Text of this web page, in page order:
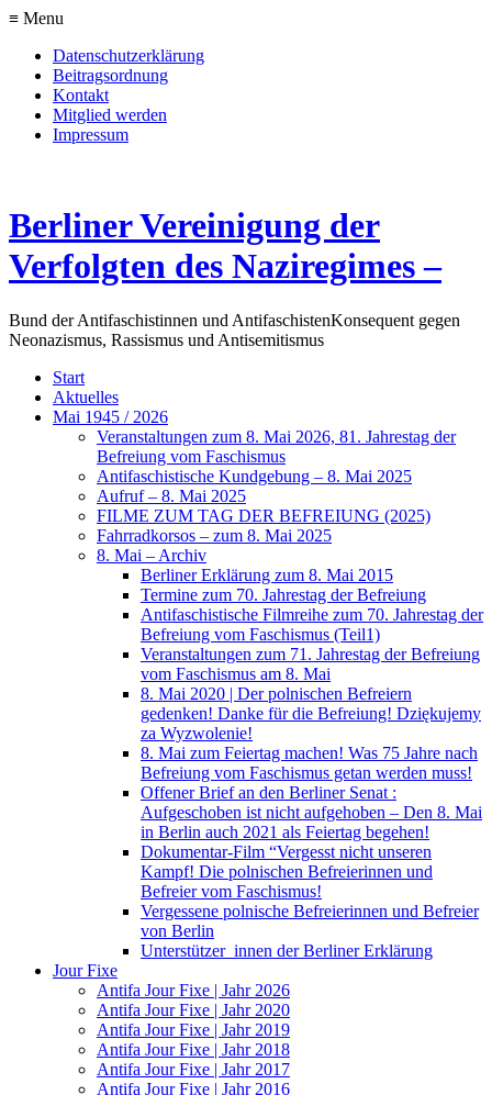
≡ Menu
Datenschutzerklärung
Beitragsordnung
Kontakt
Mitglied werden
Impressum
Berliner Vereinigung der
Verfolgten des Naziregimes –
Bund der Antifaschistinnen und AntifaschistenKonsequent gegen
Neonazismus, Rassismus und Antisemitismus
Start
Aktuelles
Mai 1945 / 2026
Veranstaltungen zum 8. Mai 2026, 81. Jahrestag der
Befreiung vom Faschismus
Antifaschistische Kundgebung – 8. Mai 2025
Aufruf – 8. Mai 2025
FILME ZUM TAG DER BEFREIUNG (2025)
Fahrradkorsos – zum 8. Mai 2025
8. Mai – Archiv
Berliner Erklärung zum 8. Mai 2015
Termine zum 70. Jahrestag der Befreiung
Antifaschistische Filmreihe zum 70. Jahrestag der
Befreiung vom Faschismus (Teil1)
Veranstaltungen zum 71. Jahrestag der Befreiung
vom Faschismus am 8. Mai
8. Mai 2020 | Der polnischen Befreiern
gedenken! Danke für die Befreiung! Dziękujemy
za Wyzwolenie!
8. Mai zum Feiertag machen! Was 75 Jahre nach
Befreiung vom Faschismus getan werden muss!
Offener Brief an den Berliner Senat :
Aufgeschoben ist nicht aufgehoben – Den 8. Mai
in Berlin auch 2021 als Feiertag begehen!
Dokumentar-Film “Vergesst nicht unseren
Kampf! Die polnischen Befreierinnen und
Befreier vom Faschismus!
Vergessene polnische Befreierinnen und Befreier
von Berlin
Unterstützer_innen der Berliner Erklärung
Jour Fixe
Antifa Jour Fixe | Jahr 2026
Antifa Jour Fixe | Jahr 2020
Antifa Jour Fixe | Jahr 2019
Antifa Jour Fixe | Jahr 2018
Antifa Jour Fixe | Jahr 2017
Antifa Jour Fixe | Jahr 2016